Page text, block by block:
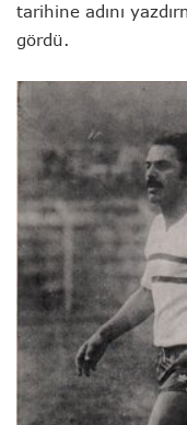
tarihine adını
gördü.